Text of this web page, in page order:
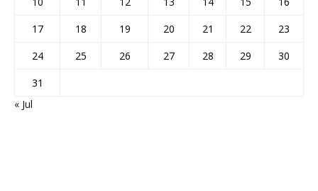
17
18 19 20 21 22
23
24
25 26 27 28 29
30
31
« Jul